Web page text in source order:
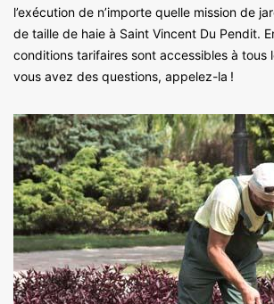
l’exécution de n’importe quelle mission de
de taille de haie à Saint Vincent Du Pendit.
conditions tarifaires sont accessibles à tous
vous avez des questions, appelez-la !